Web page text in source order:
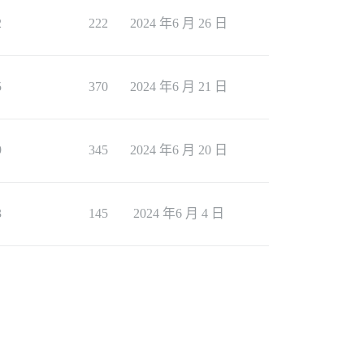
222 2024 年6 月 26 日
370 2024 年6 月 21 日
345 2024 年6 月 20 日
145 2024 年6 月 4 日